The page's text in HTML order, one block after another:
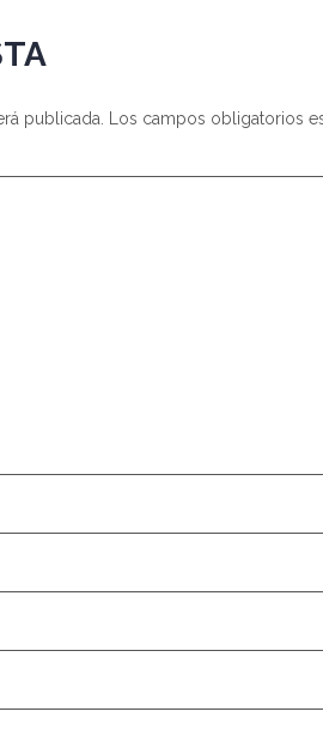
publicada. Los campos obligatorios